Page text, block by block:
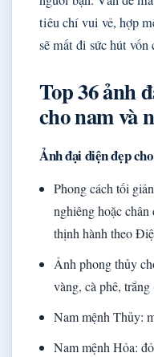
tiêu chí vui vẻ, hợp
sẽ mất đi sức hút vốn
Top 36 ảnh
cho nam và
Ảnh đại diện đẹp
Phong cách tối
nghiêng hoặc
thịnh hành theo
Ảnh phong thủy
vàng, cà phê,
Nam mệnh Thủy:
Nam mệnh Hỏa: